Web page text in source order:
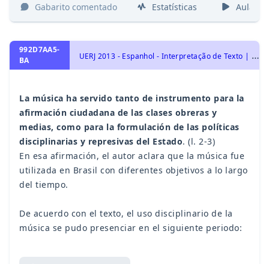
Gabarito comentado Estatísticas Aulas
992D7AA5-
BA
U
ERJ 2013 - Espanhol - Interpretação de Texto | Comprensión de Lectura
La música ha servido tanto de instrumento para la
afirmación ciudadana de las clases obreras y
medias, como para la formulación de las políticas
disciplinarias y represivas del Estado. (l. 2-3)
En esa afirmación, el autor aclara que la música fue
utilizada en Brasil con diferentes objetivos a lo largo
del tiempo.
De acuerdo con el texto, el uso disciplinario de la
música se pudo presenciar en el siguiente periodo: